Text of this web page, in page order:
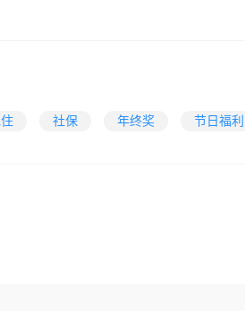
社保 年终奖 节日福利